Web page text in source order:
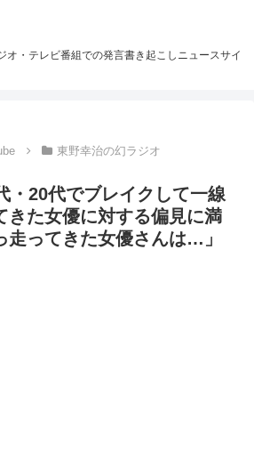
オ・テレビ番組での発言書き起こしニュースサイ
東野幸治の幻ラジオ
・20代でブレイクして一線
きた女優に対する偏見に満
走ってきた女優さんは…」